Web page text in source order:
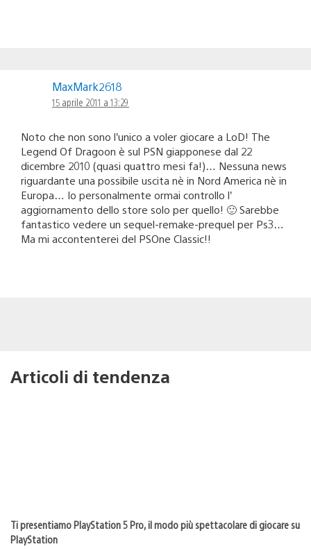
MaxMark2618
15 aprile 2011 a 13:29
Noto che non sono l’unico a voler giocare a LoD! The
Legend Of Dragoon è sul PSN giapponese dal 22
dicembre 2010 (quasi quattro mesi fa!)… Nessuna news
riguardante una possibile uscita nè in Nord America nè in
Europa… Io personalmente ormai controllo l’
aggiornamento dello store solo per quello! 🙂 Sarebbe
fantastico vedere un sequel-remake-prequel per Ps3…
Ma mi accontenterei del PSOne Classic!!
Articoli di tendenza
Ti presentiamo PlayStation 5 Pro, il modo più spettacolare di giocare su
PlayStation